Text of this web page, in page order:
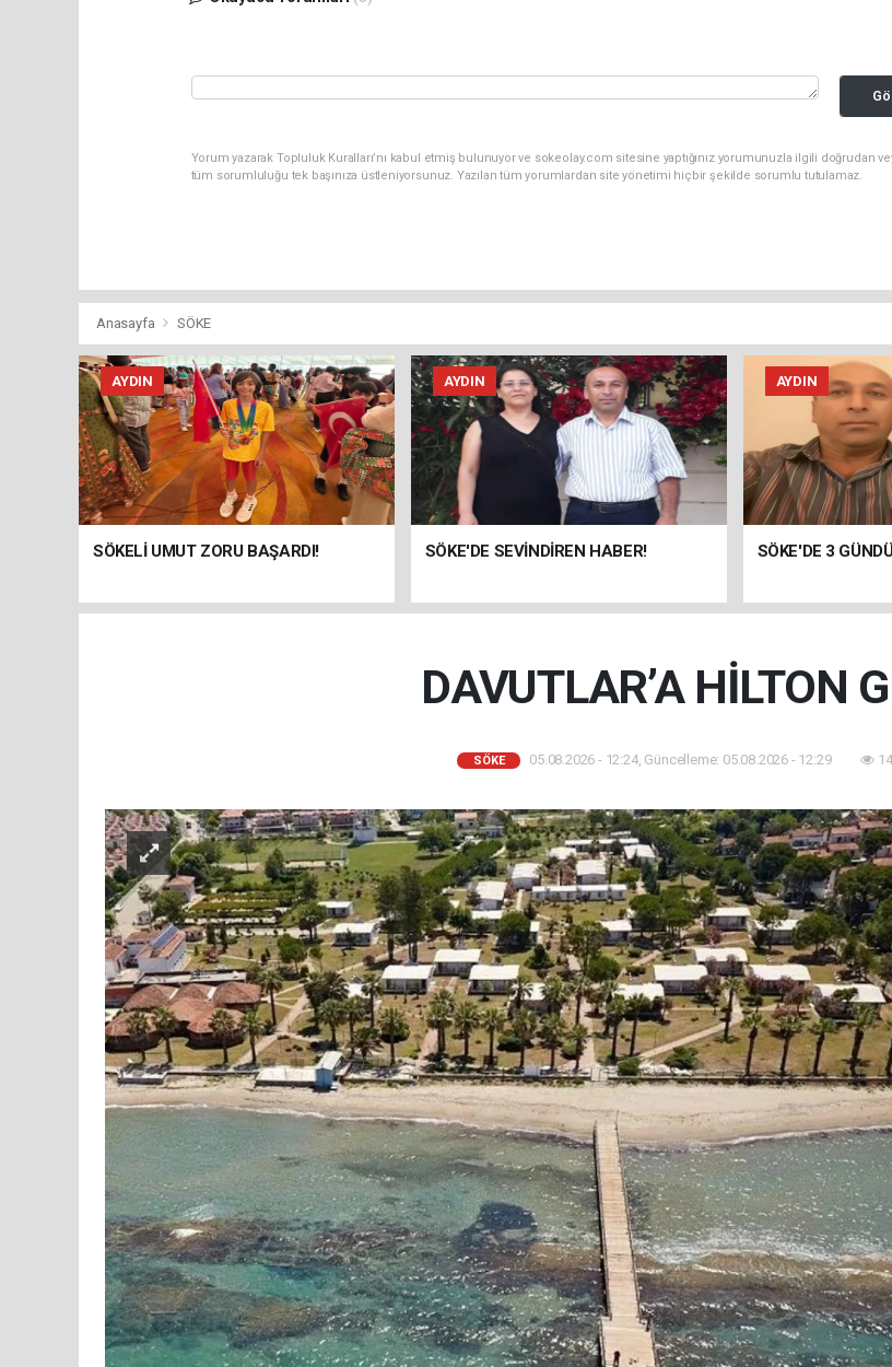
Yorum yazarak Topluluk Kuralları’nı kabul etmiş bulunuyor ve sokeolay.com sitesine yaptığınız yorumunuzla ilgili doğrudan
tüm sorumluluğu tek başınıza üstleniyorsunuz. Yazılan tüm yorumlardan site yönetimi hiçbir şekilde sorumlu tutulamaz.
Anasayfa SÖKE
AYDIN
SÖKELİ UMUT ZORU BAŞARDI!
AYDIN
SÖKE'DE SEVİNDİREN HABER!
AYDIN
SÖKE'DE 3
DAVUTLAR’A HİLTON
SÖKE 05.08.2026 - 12:24, Güncelleme: 05.08.2026 - 12:29